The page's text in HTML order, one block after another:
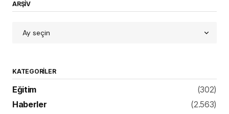
ARŞİV
KATEGORILER
Eğitim
(302)
Haberler
(2.563)